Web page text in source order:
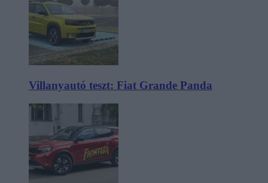
Villanyautó teszt: Fiat Grande Panda